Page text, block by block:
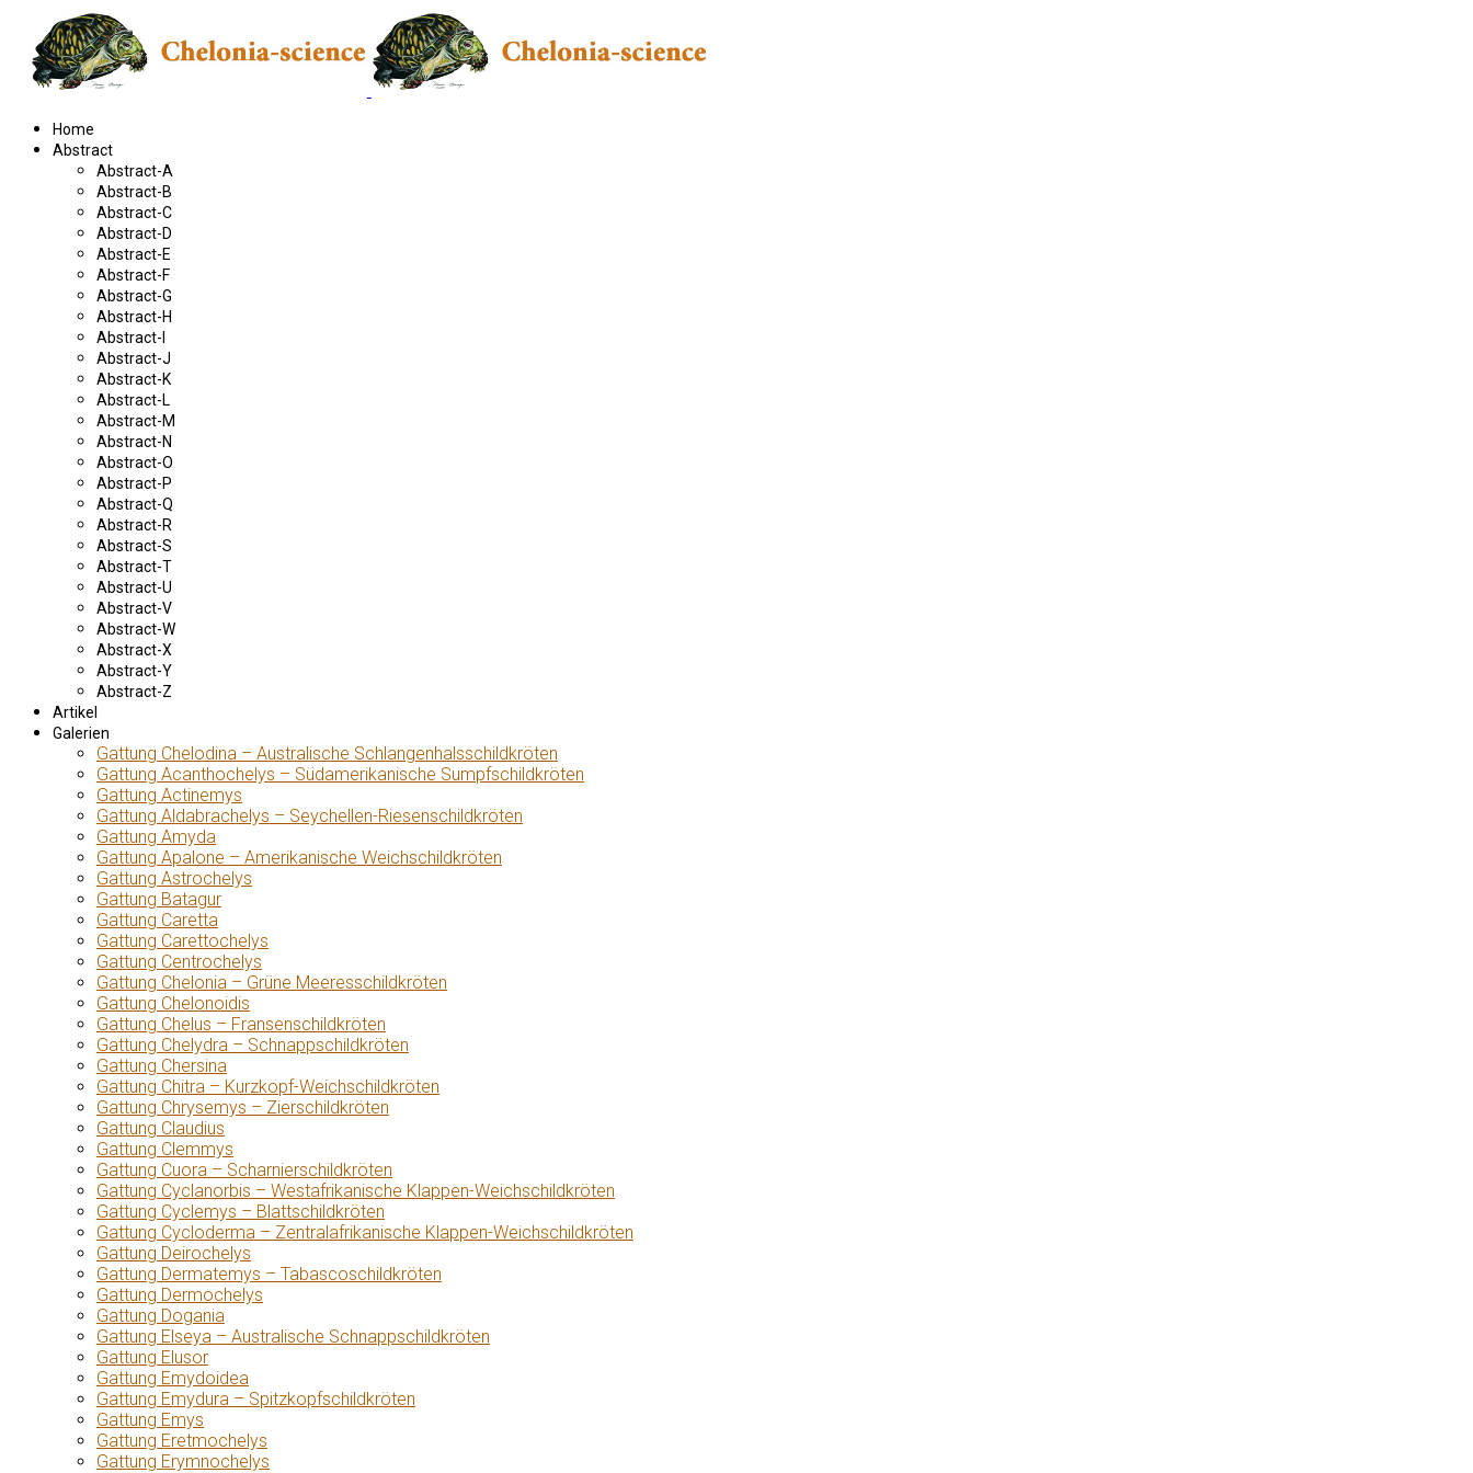
Home
Abstract
Abstract-A
Abstract-B
Abstract-C
Abstract-D
Abstract-E
Abstract-F
Abstract-G
Abstract-H
Abstract-I
Abstract-J
Abstract-K
Abstract-L
Abstract-M
Abstract-N
Abstract-O
Abstract-P
Abstract-Q
Abstract-R
Abstract-S
Abstract-T
Abstract-U
Abstract-V
Abstract-W
Abstract-X
Abstract-Y
Abstract-Z
Artikel
Galerien
Gattung Chelodina – Australische Schlangenhalsschildkröten
Gattung Acanthochelys – Südamerikanische Sumpfschildkröten
Gattung Actinemys
Gattung Aldabrachelys – Seychellen-Riesenschildkröten
Gattung Amyda
Gattung Apalone – Amerikanische Weichschildkröten
Gattung Astrochelys
Gattung Batagur
Gattung Caretta
Gattung Carettochelys
Gattung Centrochelys
Gattung Chelonia – Grüne Meeresschildkröten
Gattung Chelonoidis
Gattung Chelus – Fransenschildkröten
Gattung Chelydra – Schnappschildkröten
Gattung Chersina
Gattung Chitra – Kurzkopf-Weichschildkröten
Gattung Chrysemys – Zierschildkröten
Gattung Claudius
Gattung Clemmys
Gattung Cuora – Scharnierschildkröten
Gattung Cyclanorbis – Westafrikanische Klappen-Weichschildkröten
Gattung Cyclemys – Blattschildkröten
Gattung Cycloderma – Zentralafrikanische Klappen-Weichschildkröten
Gattung Deirochelys
Gattung Dermatemys – Tabascoschildkröten
Gattung Dermochelys
Gattung Dogania
Gattung Elseya – Australische Schnappschildkröten
Gattung Elusor
Gattung Emydoidea
Gattung Emydura – Spitzkopfschildkröten
Gattung Emys
Gattung Eretmochelys
Gattung Erymnochelys